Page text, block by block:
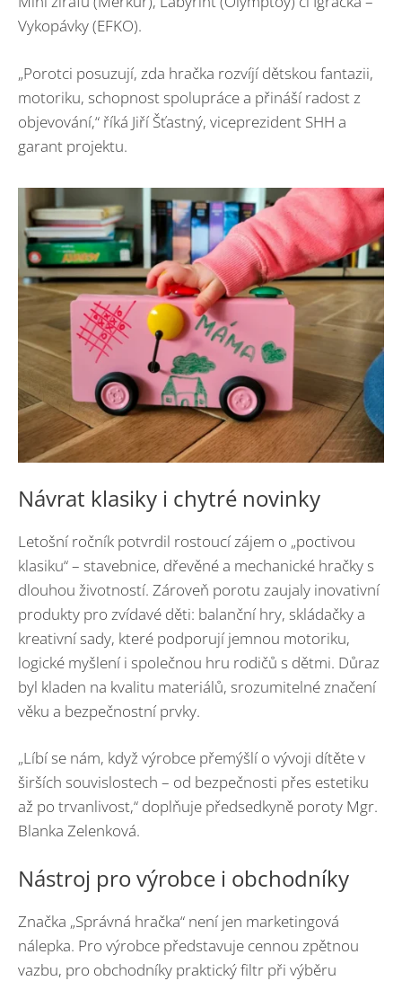
Vykopávky (EFKO).
„Porotci posuzují, zda hračka rozvíjí dětskou fantazii,
motoriku, schopnost spolupráce a přináší radost z
objevování,“ říká Jiří Šťastný, viceprezident SHH a
garant projektu.
Návrat klasiky i chytré novinky
Letošní ročník potvrdil rostoucí zájem o „poctivou
klasiku“ – stavebnice, dřevěné a mechanické hračky s
dlouhou životností. Zároveň porotu zaujaly inovativní
produkty pro zvídavé děti: balanční hry, skládačky a
kreativní sady, které podporují jemnou motoriku,
logické myšlení i společnou hru rodičů s dětmi. Důraz
byl kladen na kvalitu materiálů, srozumitelné značení
věku a bezpečnostní prvky.
„Líbí se nám, když výrobce přemýšlí o vývoji dítěte v
širších souvislostech – od bezpečnosti přes estetiku
až po trvanlivost,“ doplňuje předsedkyně poroty Mgr.
Blanka Zelenková.
Nástroj pro výrobce i obchodníky
Značka „Správná hračka“ není jen marketingová
nálepka. Pro výrobce představuje cennou zpětnou
vazbu, pro obchodníky praktický filtr při výběru